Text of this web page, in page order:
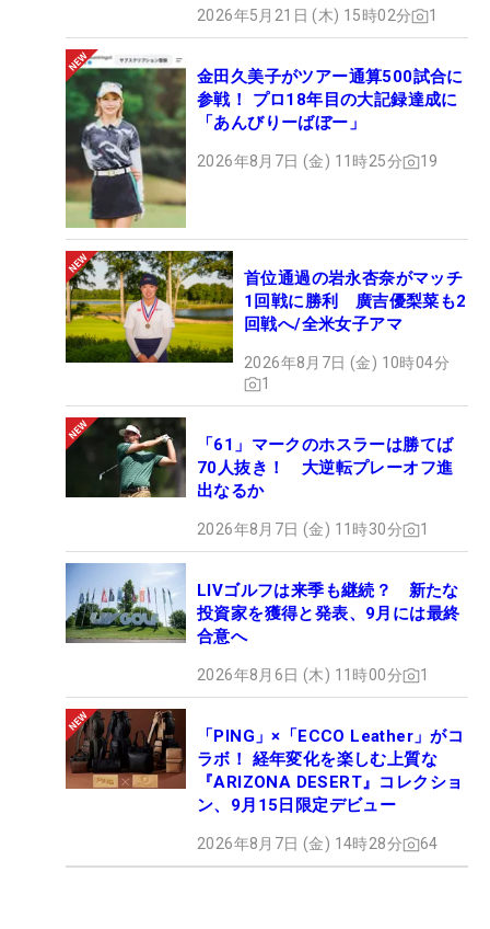
2026年5月21日 (木) 15時02分 1
金田久美子がツアー通算500試合に
参戦！ プロ18年目の大記録達成に
「あんびりーばぼー」
2026年8月7日 (金) 11時25分 19
首位通過の岩永杏奈がマッチ
1回戦に勝利 廣吉優梨菜も2
回戦へ/全米女子アマ
2026年8月7日 (金) 10時04分
1
「61」マークのホスラーは勝てば
70人抜き！ 大逆転プレーオフ進
出なるか
2026年8月7日 (金) 11時30分 1
LIVゴルフは来季も継続？ 新たな
投資家を獲得と発表、9月には最終
合意へ
2026年8月6日 (木) 11時00分 1
「PING」×「ECCO Leather」がコ
ラボ！ 経年変化を楽しむ上質な
『ARIZONA DESERT』コレクショ
ン、9月15日限定デビュー
2026年8月7日 (金) 14時28分 64